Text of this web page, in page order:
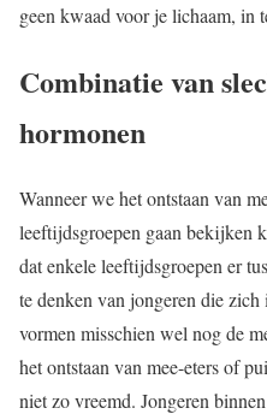
geen kwaad voor je lichaam, in
Combinatie van
hormonen
Wanneer we het ontstaan van
leeftijdsgroepen gaan bekijken
dat enkele leeftijdsgroepen er
te denken van jongeren die
vormen misschien wel nog de
het ontstaan van mee-eters of
niet zo vreemd. Jongeren